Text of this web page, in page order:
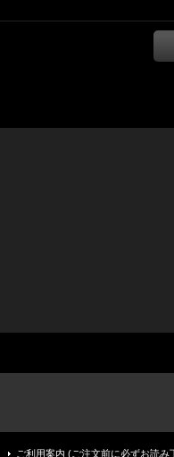
ご利用案内 (ご注文前に必ずお読み